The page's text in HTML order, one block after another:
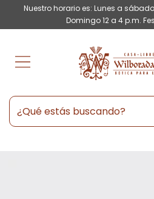
Nuestro horario es: Lunes a
Domingo 12 a 4 p.m.